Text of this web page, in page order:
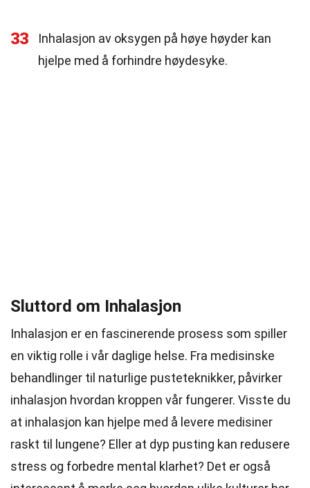
33
Inhalasjon av oksygen på høye høyder kan
hjelpe med å forhindre høydesyke.
Sluttord om Inhalasjon
Inhalasjon er en fascinerende prosess som spiller
en viktig rolle i vår daglige helse. Fra medisinske
behandlinger til naturlige pusteteknikker, påvirker
inhalasjon hvordan kroppen vår fungerer. Visste du
at inhalasjon kan hjelpe med å levere medisiner
raskt til lungene? Eller at dyp pusting kan redusere
stress og forbedre mental klarhet? Det er også